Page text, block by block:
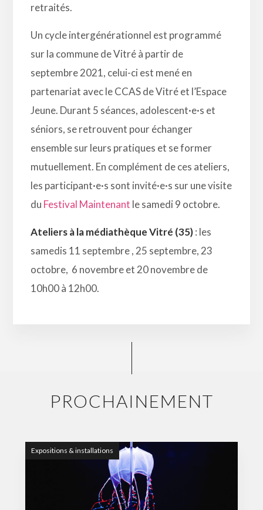
retraités.
Un cycle intergénérationnel est programmé
sur la commune de Vitré à partir de
septembre 2021, celui-ci est mené en
partenariat avec le CCAS de Vitré et l’Espace
Jeune. Durant 5 séances, adolescent·e·s et
séniors, se retrouvent pour échanger
ensemble sur leurs pratiques et se former
mutuellement. En complément de ces ateliers,
les participant·e·s sont invité·e·s sur une visite
du Festival Maintenant le samedi 9 octobre.
Ateliers à la médiathèque Vitré (35): les
samedis 11 septembre , 25 septembre, 23
octobre, 6 novembre et 20 novembre de
10h00 à 12h00.
PROCHAINEMENT
Expositions & installations